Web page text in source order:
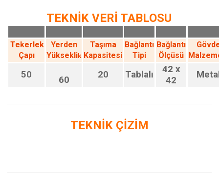
TEKNİK VERİ TABLOSU
Tekerlek
Çapı
Yerden
Yükseklik
Taşıma
Kapasitesi
Bağlantı
Tipi
Bağlantı
Ölçüsü
50 60 20 Tablalı
42 x
42
TEKNİK ÇİZİM